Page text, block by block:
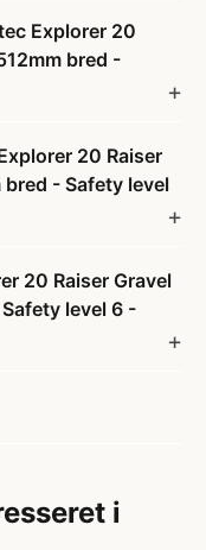
Explorer 20
bred -
20 Raiser
- Safety level
20 Raiser Gravel
level 6 -
i